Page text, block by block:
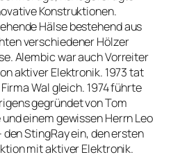
Konstruktionen.
Hälse bestehend aus
verschiedener Hölzer
Alembic war auch Vorreiter
aktiver Elektronik. 1973 tat
Wal gleich. 1974 führte
gegründet von Tom
einem gewissen Herrn Leo
den StingRay ein, den ersten
mit aktiver Elektronik.